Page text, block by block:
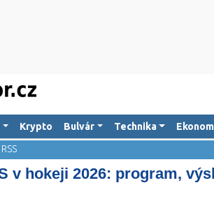
Krypto Bulvár Technika
v hokeji 2026: program,